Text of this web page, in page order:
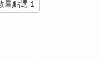
量點選 1